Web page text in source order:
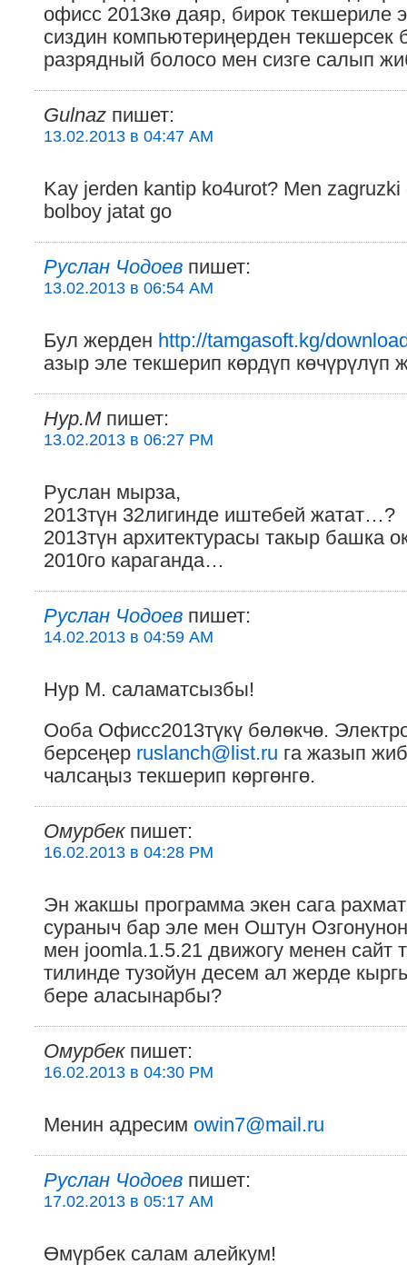
офисс 2013кө даяр, бирок текшериле
сиздин компьютериңерден текшерсек
разрядный болосо мен сизге салып
Gulnaz пишет:
13.02.2013 в 04:47 AM
Kay jerden kantip ko4urot? Men
bolboy jatat go
Руслан Чодоев пишет:
13.02.2013 в 06:54 AM
Бул жерден http://tamgasoft.kg/
азыр эле текшерип көрдүп көчүрүлүп
Нур.Мпишет:
13.02.2013 в 06:27 PM
Руслан мырза,
2013түн 32лигинде иштебей жатат…?
2013түн архитектурасы такыр башка
2010го караганда…
Руслан Чодоев пишет:
14.02.2013 в 04:59 AM
Нур М. саламатсызбы!
Ооба Офисс2013түкү бөлөкчө.
берсеңер ruslanch@list.ru га жазып
чалсаңыз текшерип көргөнгө.
Омурбекпишет:
16.02.2013 в 04:28 PM
Эн жакшы программа экен сага
сураныч бар эле мен Оштун
мен joomla.1.5.21 движогу менен сайт
тилинде тузойун десем ал жерде
бере аласынарбы?
Омурбекпишет:
16.02.2013 в 04:30 PM
Менин адресим owin7@mail.ru
Руслан Чодоев пишет:
17.02.2013 в 05:17 AM
Өмүрбек салам алейкум!